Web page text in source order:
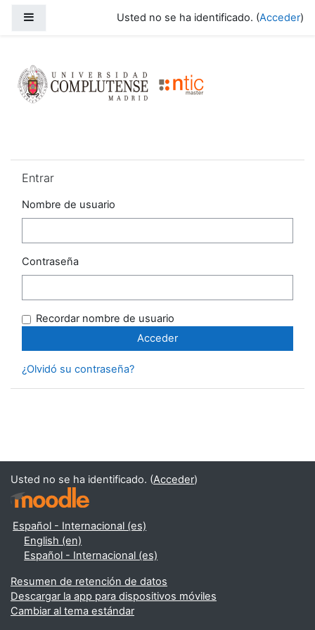
Usted no se ha identificado. (Acceder)
Entrar
Nombre de usuario
Contraseña
Recordar nombre de usuario
¿Olvidó su contraseña?
Usted no se ha identificado. (Acceder)
Español - Internacional ‎(es)‎
English ‎(en)‎
Español - Internacional ‎(es)‎
Resumen de retención de datos
Descargar la app para dispositivos móviles
Cambiar al tema estándar